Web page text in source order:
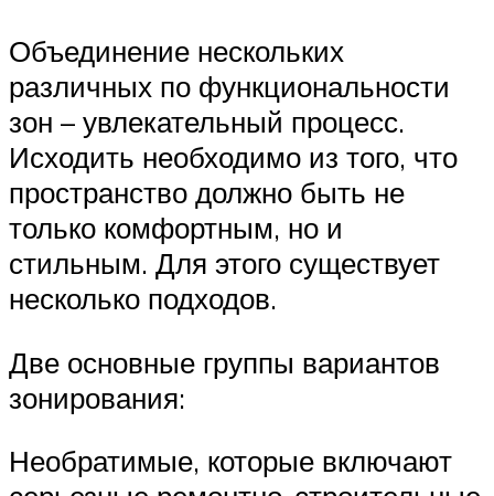
Объединение нескольких
различных по функциональности
зон – увлекательный процесс.
Исходить необходимо из того, что
пространство должно быть не
только комфортным, но и
стильным. Для этого существует
несколько подходов.
Две основные группы вариантов
зонирования:
Необратимые, которые включают